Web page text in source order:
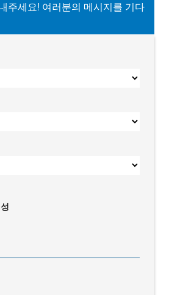
주세요! 여러분의 메시지를 기다